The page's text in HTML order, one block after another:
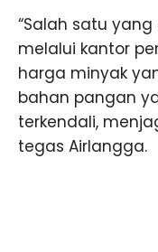
“Salah satu
melalui kantor
harga minyak
bahan pangan
terkendali,
tegas Airlangga.